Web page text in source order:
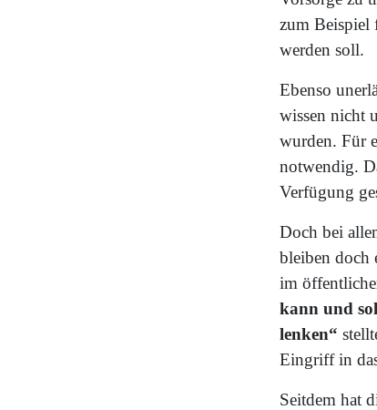
zum Beispiel
werden soll.
Ebenso
wissen nicht
wurden. Für
notwendig.
Verfügung
Doch bei
bleiben doch
im
kann und
lenken“
Eingriff in
Seitdem hat